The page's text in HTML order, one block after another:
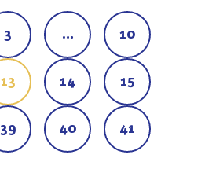
3 … 10
13 14 15
39 40 41